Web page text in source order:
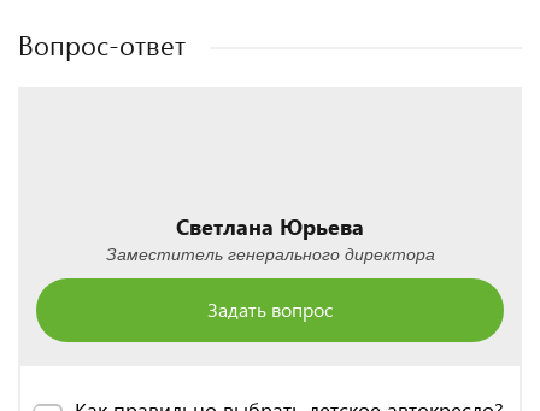
Вопрос-ответ
Светлана Юрьева
Заместитель генерального директора
Задать вопрос